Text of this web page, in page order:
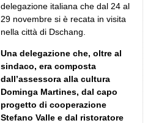
delegazione italiana che dal 24 al
29 novembre si è recata in visita
nella città di Dschang.
Una delegazione che, oltre al
sindaco, era composta
dall’assessora alla cultura
Dominga Martines, dal capo
progetto di cooperazione
Stefano Valle e dal ristoratore